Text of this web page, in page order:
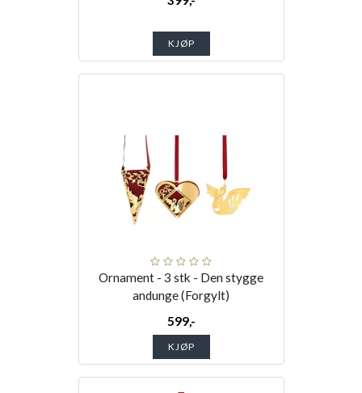
KJØP
Ornament - 3 stk - Den stygge
andunge (Forgylt)
599,-
KJØP